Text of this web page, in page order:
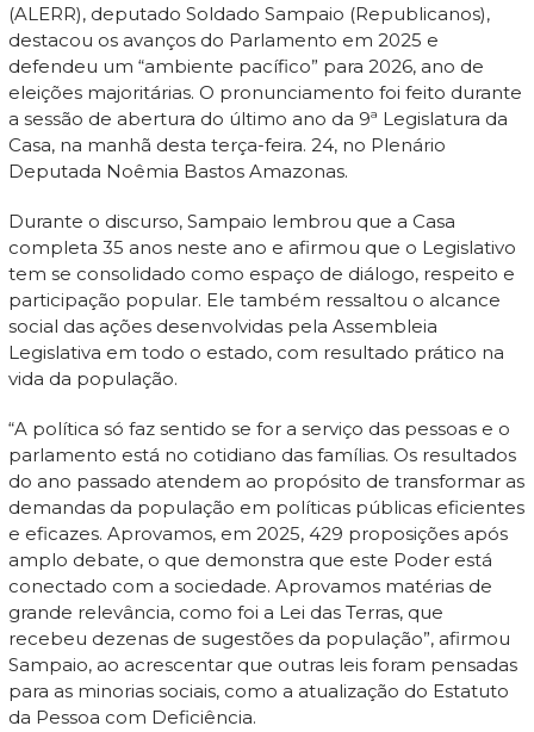
(ALERR), deputado Soldado Sampaio (Republicanos),
destacou os avanços do Parlamento em 2025 e
defendeu um “ambiente pacífico” para 2026, ano de
eleições majoritárias. O pronunciamento foi feito durante
a sessão de abertura do último ano da 9ª Legislatura da
Casa, na manhã desta terça-feira. 24, no Plenário
Deputada Noêmia Bastos Amazonas.
Durante o discurso, Sampaio lembrou que a Casa
completa 35 anos neste ano e afirmou que o Legislativo
tem se consolidado como espaço de diálogo, respeito e
participação popular. Ele também ressaltou o alcance
social das ações desenvolvidas pela Assembleia
Legislativa em todo o estado, com resultado prático na
vida da população.
“A política só faz sentido se for a serviço das pessoas e o
parlamento está no cotidiano das famílias. Os resultados
do ano passado atendem ao propósito de transformar as
demandas da população em políticas públicas eficientes
e eficazes. Aprovamos, em 2025, 429 proposições após
amplo debate, o que demonstra que este Poder está
conectado com a sociedade. Aprovamos matérias de
grande relevância, como foi a Lei das Terras, que
recebeu dezenas de sugestões da população”, afirmou
Sampaio, ao acrescentar que outras leis foram pensadas
para as minorias sociais, como a atualização do Estatuto
da Pessoa com Deficiência.